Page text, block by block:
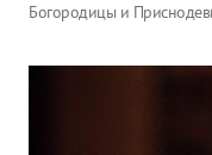
Богородицы и